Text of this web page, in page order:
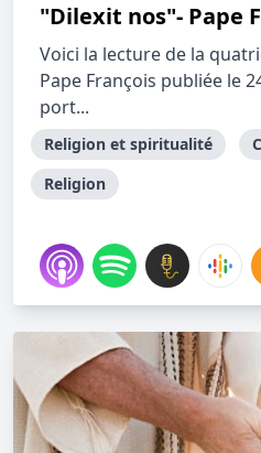
"Dilexit nos"- Pape
Voici la lecture de la
Pape François publiée le
port...
Religion et spiritualité
Religion